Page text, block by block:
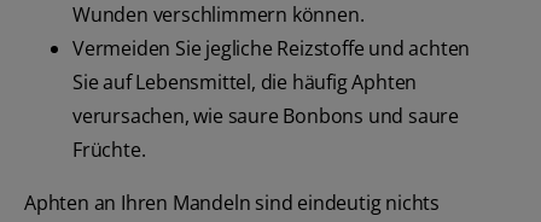
Wunden verschlimmern können.
Vermeiden Sie jegliche Reizstoffe und achten
Sie auf Lebensmittel, die häufig Aphten
verursachen, wie saure Bonbons und saure
Früchte.
Aphten an Ihren Mandeln sind eindeutig nichts